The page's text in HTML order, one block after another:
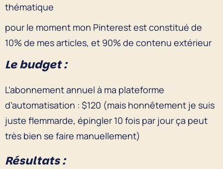
thématique
pour le moment mon Pinterest est constitué de
10% de mes articles, et 90% de contenu extérieur
Le budget :
L’abonnement annuel à ma plateforme
d’automatisation : $120 (mais honnêtement je suis
juste flemmarde, épingler 10 fois par jour ça peut
très bien se faire manuellement)
Résultats :